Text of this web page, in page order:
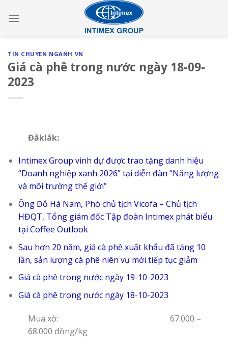
TIN CHUYEN NGANH VN
Giá cà phê trong nước ngày 18-09-
2023
Đăklăk:
Intimex Group vinh dự được trao tặng danh hiệu
“Doanh nghiệp xanh 2026” tại diễn đàn “Năng lượng
và môi trường thế giới”
Ông Đỗ Hà Nam, Phó chủ tịch Vicofa – Chủ tịch
HĐQT, Tổng giám đốc Tập đoàn Intimex phát biểu
tại Coffee Outlook
Sau hơn 20 năm, giá cà phê xuất khẩu đã tăng 10
lần, sản lượng cà phê niên vụ mới tiếp tục giảm
Giá cà phê trong nước ngày 19-10-2023
Giá cà phê trong nước ngày 18-10-2023
Mua xô: 67.000 –
68.000 đồng/kg